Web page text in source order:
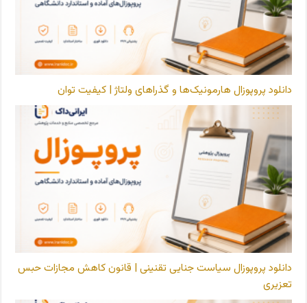
دانلود پروپوزال هارمونیک‌ها و گذراهای ولتاژ | کیفیت توان
دانلود پروپوزال سیاست جنایی تقنینی | قانون کاهش مجازات حبس
تعزیری